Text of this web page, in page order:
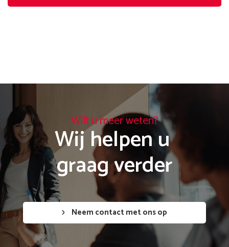
Wilt u meer weten?
Wij helpen u
graag verder
Neem contact met ons op